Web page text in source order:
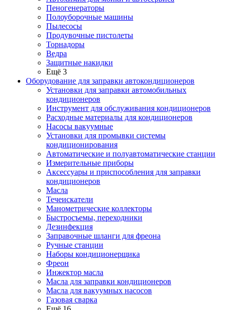
Пеногенераторы
Полоуборочные машины
Пылесосы
Продувочные пистолеты
Торнадоры
Ведра
Защитные накидки
Ещё 3
Оборудование для заправки автокондиционеров
Установки для заправки автомобильных
кондиционеров
Инструмент для обслуживания кондиционеров
Расходные материалы для кондиционеров
Насосы вакуумные
Установки для промывки системы
кондиционирования
Автоматические и полуавтоматические станции
Измерительные приборы
Аксессуары и приспособления для заправки
кондиционеров
Масла
Течеискатели
Манометрические коллекторы
Быстросъемы, переходники
Дезинфекция
Заправочные шланги для фреона
Ручные станции
Наборы кондиционерщика
Фреон
Инжектор масла
Масла для заправки кондиционеров
Масла для вакуумных насосов
Газовая сварка